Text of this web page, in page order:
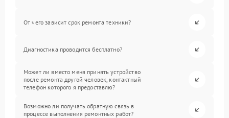
От чего зависит срок ремонта техники?
Диагностика проводится бесплатно?
Может ли вместо меня принять устройство
после ремонта другой человек, контактный
телефон которого я предоставлю?
Возможно ли получать обратную связь в
процессе выполнения ремонтных работ?